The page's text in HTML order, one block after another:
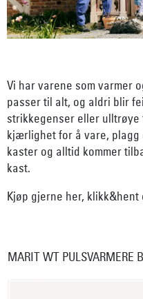
Vi har varene som varmer
passer til alt, og aldri blir
strikkegenser eller
kjærlighet for å vare,
kaster og alltid kommer
kast.
Kjøp gjerne her,
MARIT WT PULSVARMERE